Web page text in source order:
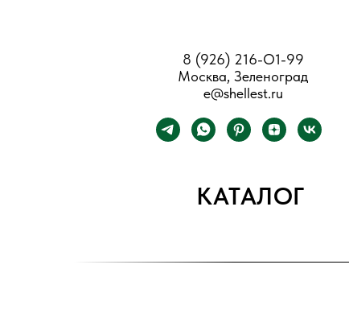
8 (926) 216-О1-99
Москва, Зеленоград
e@shellest.ru
КАТАЛОГ